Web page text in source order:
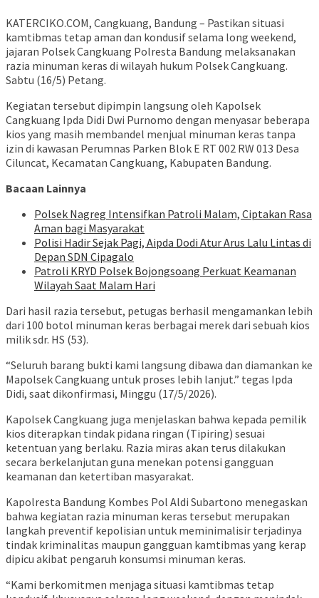
KATERCIKO.COM, Cangkuang, Bandung – Pastikan situasi
kamtibmas tetap aman dan kondusif selama long weekend,
jajaran Polsek Cangkuang Polresta Bandung melaksanakan
razia minuman keras di wilayah hukum Polsek Cangkuang.
Sabtu (16/5) Petang.
Kegiatan tersebut dipimpin langsung oleh Kapolsek
Cangkuang Ipda Didi Dwi Purnomo dengan menyasar beberapa
kios yang masih membandel menjual minuman keras tanpa
izin di kawasan Perumnas Parken Blok E RT 002 RW 013 Desa
Ciluncat, Kecamatan Cangkuang, Kabupaten Bandung.
Bacaan Lainnya
Polsek Nagreg Intensifkan Patroli Malam, Ciptakan Rasa
Aman bagi Masyarakat
Polisi Hadir Sejak Pagi, Aipda Dodi Atur Arus Lalu Lintas di
Depan SDN Cipagalo
Patroli KRYD Polsek Bojongsoang Perkuat Keamanan
Wilayah Saat Malam Hari
Dari hasil razia tersebut, petugas berhasil mengamankan lebih
dari 100 botol minuman keras berbagai merek dari sebuah kios
milik sdr. HS (53).
“Seluruh barang bukti kami langsung dibawa dan diamankan ke
Mapolsek Cangkuang untuk proses lebih lanjut.” tegas Ipda
Didi, saat dikonfirmasi, Minggu (17/5/2026).
Kapolsek Cangkuang juga menjelaskan bahwa kepada pemilik
kios diterapkan tindak pidana ringan (Tipiring) sesuai
ketentuan yang berlaku. Razia miras akan terus dilakukan
secara berkelanjutan guna menekan potensi gangguan
keamanan dan ketertiban masyarakat.
Kapolresta Bandung Kombes Pol Aldi Subartono menegaskan
bahwa kegiatan razia minuman keras tersebut merupakan
langkah preventif kepolisian untuk meminimalisir terjadinya
tindak kriminalitas maupun gangguan kamtibmas yang kerap
dipicu akibat pengaruh konsumsi minuman keras.
“Kami berkomitmen menjaga situasi kamtibmas tetap